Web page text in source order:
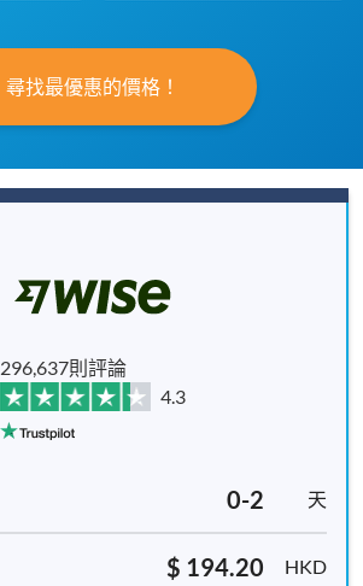
尋找最優惠的價格！
296,637則評論
4.3
0-2 天
$ 194.20
HKD